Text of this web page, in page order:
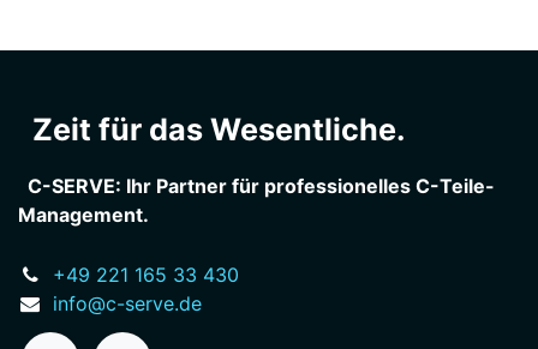
Zeit für das Wesentliche.
C-SERVE: Ihr Partner für professionelles C-Teile-
Management.
+49 221 165 33 430
info@c-serve.de